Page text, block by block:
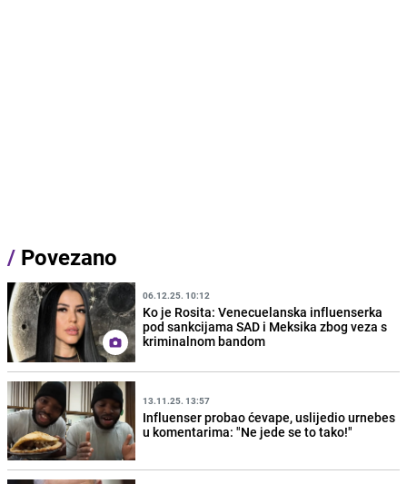
/ Povezano
06.12.25. 10:12
Ko je Rosita: Venecuelanska influenserka
pod sankcijama SAD i Meksika zbog veza s
kriminalnom bandom
13.11.25. 13:57
Influenser probao ćevape, uslijedio urnebes
u komentarima: "Ne jede se to tako!"